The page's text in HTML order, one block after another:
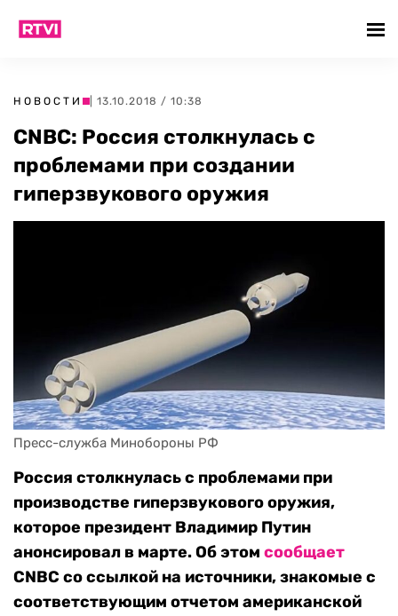
НОВОСТИ | 13.10.2018 / 10:38
CNBC: Россия столкнулась с
проблемами при создании
гиперзвукового оружия
Пресс-служба Минобороны РФ
Россия столкнулась с проблемами при
производстве гиперзвукового оружия,
которое президент Владимир Путин
анонсировал в марте. Об этом сообщает
CNBC со ссылкой на источники, знакомые с
соответствующим отчетом американской